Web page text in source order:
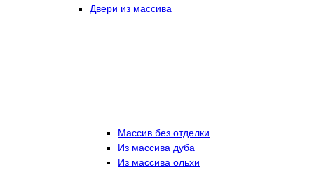
Двери из массива
Массив без отделки
Из массива дуба
Из массива ольхи